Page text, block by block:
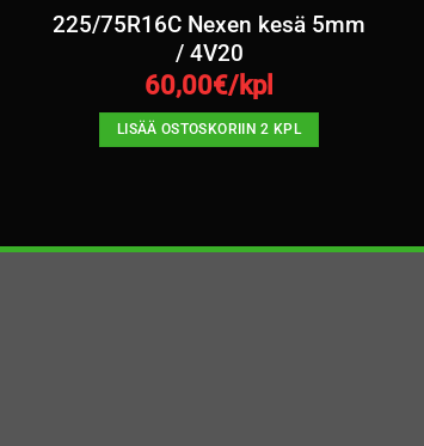
225/75R16C Nexen kesä 5mm
/ 4V20
60,00€/kpl
LISÄÄ OSTOSKORIIN 2 KPL